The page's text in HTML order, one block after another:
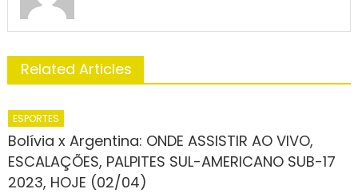
Related Articles
ESPORTES
Bolívia x Argentina: ONDE ASSISTIR AO VIVO,
ESCALAÇÕES, PALPITES SUL-AMERICANO SUB-17
2023, HOJE (02/04)